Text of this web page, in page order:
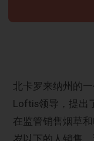
北卡罗来纳州的
Loftis领导，提出
在监管销售烟草
岁以下的人销售